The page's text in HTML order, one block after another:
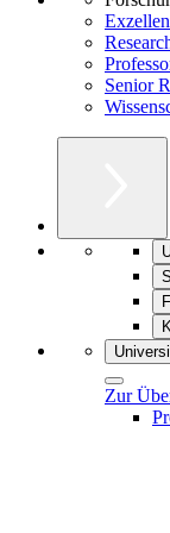
Senior
Zur